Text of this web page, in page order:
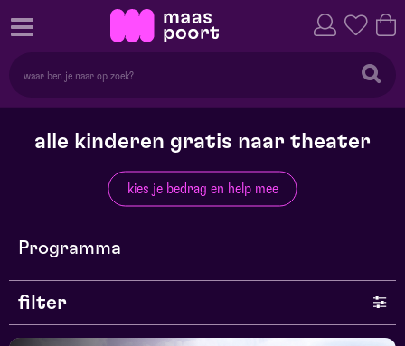
alle kinderen gratis naar theater
kies je bedrag en help mee
Programma
filter